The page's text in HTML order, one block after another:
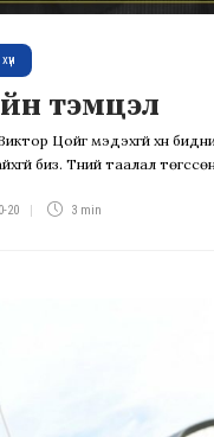
тэмцэл
Цойг мэдэхгүй хүн
биз. Түүний таалал
20 3 min